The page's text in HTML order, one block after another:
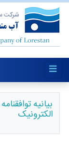
بیانیه
الکترونیک